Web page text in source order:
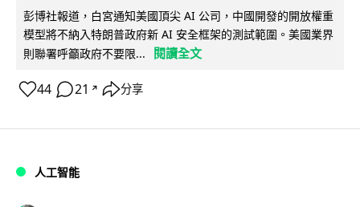
彭博社報道，白宮通知美國頂尖 AI 公司，中國開發的開放權重
模型將不納入特朗普政府新 AI 安全框架的測試範圍。美國業界
則聯署呼籲政府不要限...
閱讀全文
44 21 ↗ 分享
人工智能